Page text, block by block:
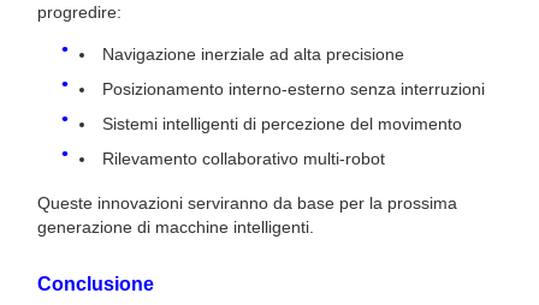
progredire:
Navigazione inerziale ad alta precisione
Posizionamento interno-esterno senza interruzioni
Sistemi intelligenti di percezione del movimento
Rilevamento collaborativo multi-robot
Queste innovazioni serviranno da base per la prossima
generazione di macchine intelligenti.
Conclusione